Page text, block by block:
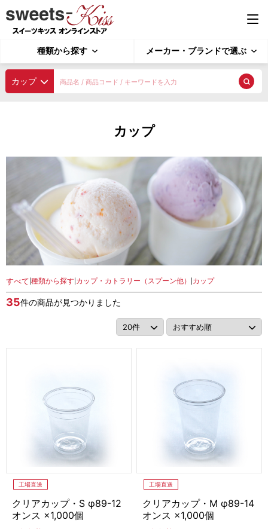
種類から探す
種類から探す
2L ジェラート
業務用アイスクリーム
アイスクリーム 4L
アイスクリーム 2L
アイスクリーム 1L
シャーベット
ポーションアイス
シューアイス
ラウンド ハーフカット 1/8カット
ソフトサーブミックス
冷凍ソフトミックス
ソフグルトミックス
アイスクリームコーン・ソフトクリームコーン
コーン スリーブ紙トレー
メーカー・ブランドで選ぶ
メーカー・ブランドで選ぶ
ピックアップ商品
会員登録内容変更
会社概要
特定商取引に関する法律に基づく表記
プライバシーポリシー
利用規約
カップ
カップ
すべて 種類から探す カップ・カトラリー（スプーン他） カップ
35件の商品が見つかりました
工場直送
クリアカップ・S φ89-12
オンス ×1,000個
工場直送
クリアカップ・M φ89-14
オンス ×1,000個